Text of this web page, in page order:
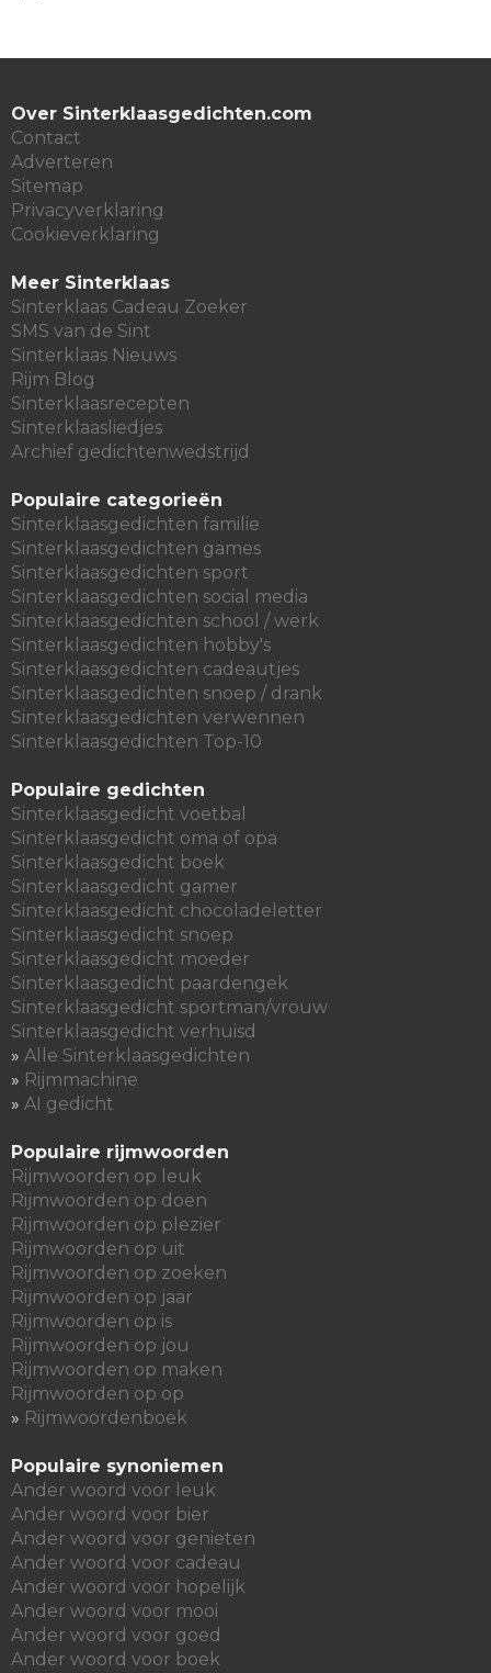
Over Sinterklaasgedichten.com
Contact
Adverteren
Sitemap
Privacyverklaring
Cookieverklaring
Meer Sinterklaas
Sinterklaas Cadeau Zoeker
SMS van de Sint
Sinterklaas Nieuws
Rijm Blog
Sinterklaasrecepten
Sinterklaasliedjes
Archief gedichtenwedstrijd
Populaire categorieën
Sinterklaasgedichten familie
Sinterklaasgedichten games
Sinterklaasgedichten sport
Sinterklaasgedichten social media
Sinterklaasgedichten school / werk
Sinterklaasgedichten hobby's
Sinterklaasgedichten cadeautjes
Sinterklaasgedichten snoep / drank
Sinterklaasgedichten verwennen
Sinterklaasgedichten Top-10
Populaire gedichten
Sinterklaasgedicht voetbal
Sinterklaasgedicht oma of opa
Sinterklaasgedicht boek
Sinterklaasgedicht gamer
Sinterklaasgedicht chocoladeletter
Sinterklaasgedicht snoep
Sinterklaasgedicht moeder
Sinterklaasgedicht paardengek
Sinterklaasgedicht sportman/vrouw
Sinterklaasgedicht verhuisd
» Alle Sinterklaasgedichten
» Rijmmachine
» AI gedicht
Populaire rijmwoorden
Rijmwoorden op leuk
Rijmwoorden op doen
Rijmwoorden op plezier
Rijmwoorden op uit
Rijmwoorden op zoeken
Rijmwoorden op jaar
Rijmwoorden op is
Rijmwoorden op jou
Rijmwoorden op maken
Rijmwoorden op op
» Rijmwoordenboek
Populaire synoniemen
Ander woord voor leuk
Ander woord voor bier
Ander woord voor genieten
Ander woord voor cadeau
Ander woord voor hopelijk
Ander woord voor mooi
Ander woord voor goed
Ander woord voor boek